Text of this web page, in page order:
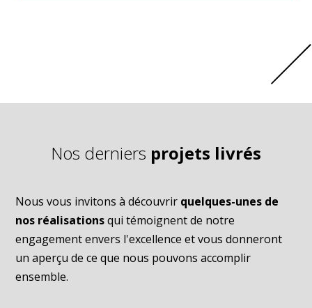
Nos derniers projets livrés
Nous vous invitons à découvrir quelques-unes de
nos réalisationsqui témoignent de notre
engagement envers l'excellence et vous donneront
un aperçu de ce que nous pouvons accomplir
ensemble.